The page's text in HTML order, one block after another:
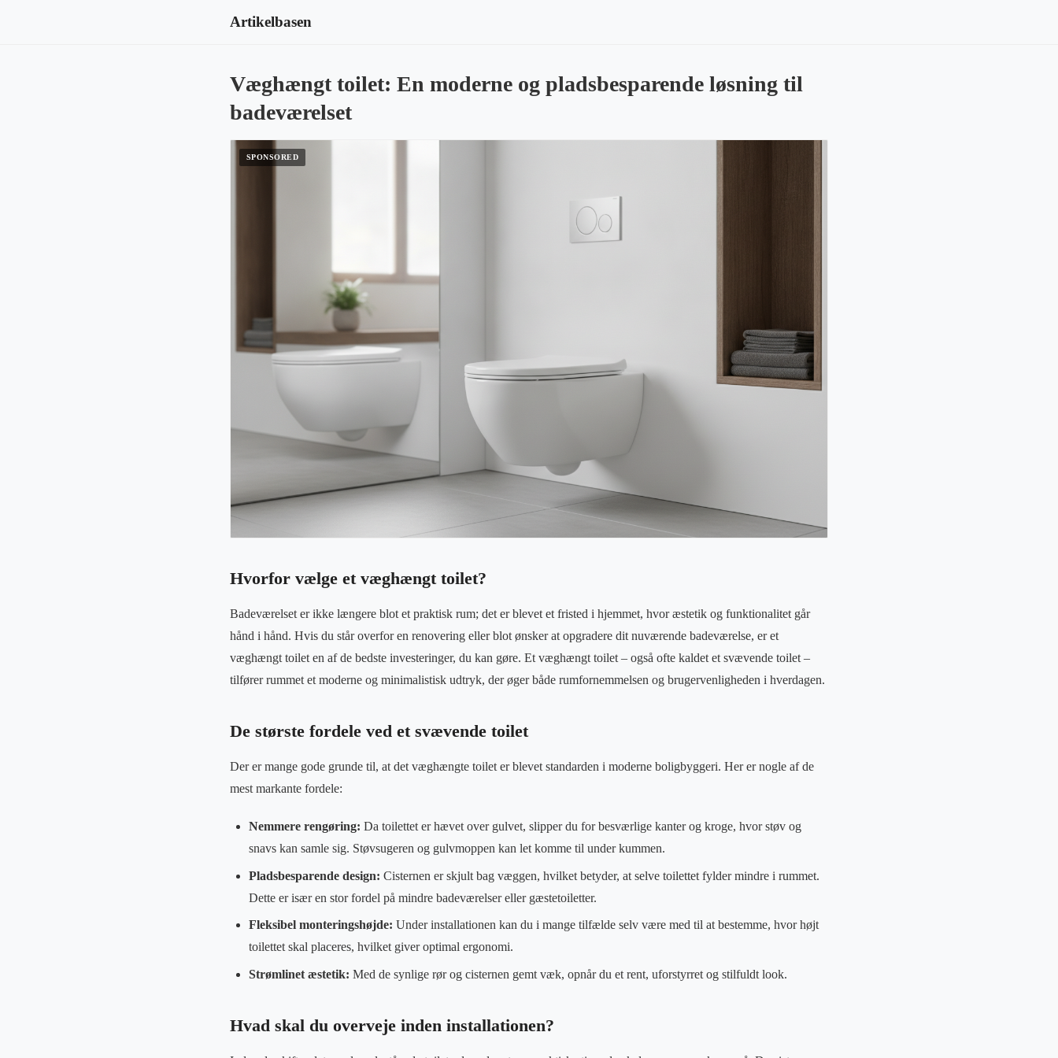
Artikelbasen
Væghængt toilet: En moderne og pladsbesparende løsning til
badeværelset
Hvorfor vælge et væghængt toilet?
Badeværelset er ikke længere blot et praktisk rum; det er blevet et fristed i hjemmet, hvor æstetik og funktionalitet går
hånd i hånd. Hvis du står overfor en renovering eller blot ønsker at opgradere dit nuværende badeværelse, er et
væghængt toilet en af de bedste investeringer, du kan gøre. Et væghængt toilet – også ofte kaldet et svævende toilet –
tilfører rummet et moderne og minimalistisk udtryk, der øger både rumfornemmelsen og brugervenligheden i hverdagen.
De største fordele ved et svævende toilet
Der er mange gode grunde til, at det væghængte toilet er blevet standarden i moderne boligbyggeri. Her er nogle af de
mest markante fordele:
Nemmere rengøring: Da toilettet er hævet over gulvet, slipper du for besværlige kanter og kroge, hvor støv og
snavs kan samle sig. Støvsugeren og gulvmoppen kan let komme til under kummen.
Pladsbesparende design: Cisternen er skjult bag væggen, hvilket betyder, at selve toilettet fylder mindre i rummet.
Dette er især en stor fordel på mindre badeværelser eller gæstetoiletter.
Fleksibel monteringshøjde: Under installationen kan du i mange tilfælde selv være med til at bestemme, hvor højt
toilettet skal placeres, hvilket giver optimal ergonomi.
Strømlinet æstetik: Med de synlige rør og cisternen gemt væk, opnår du et rent, uforstyrret og stilfuldt look.
Hvad skal du overveje inden installationen?